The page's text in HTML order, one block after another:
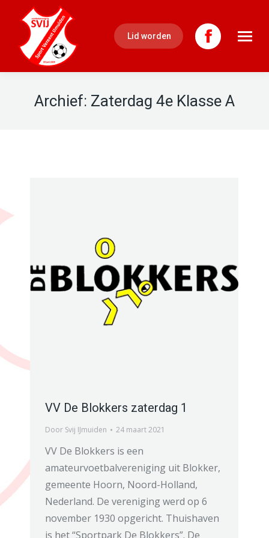
Lid worden
Facebook
page
opens
Archief: Zaterdag 4e Klasse A
VV De Blokkers zaterdag 1
Door Svij IJmuiden 24 maart 2021
VV De Blokkers is een
amateurvoetbalvereniging uit Blokker,
gemeente Hoorn, Noord-Holland,
Nederland. De vereniging werd op 6
november 1930 opgericht. Thuishaven
is het “Sportpark De Blokkers”. De